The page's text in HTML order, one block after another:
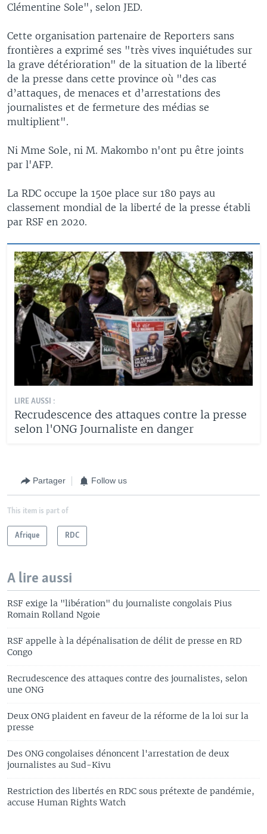
Clémentine Sole", selon JED.
Cette organisation partenaire de Reporters sans
frontières a exprimé ses "très vives inquiétudes sur
la grave détérioration" de la situation de la liberté
de la presse dans cette province où "des cas
d’attaques, de menaces et d’arrestations des
journalistes et de fermeture des médias se
multiplient".
Ni Mme Sole, ni M. Makombo n'ont pu être joints
par l'AFP.
La RDC occupe la 150e place sur 180 pays au
classement mondial de la liberté de la presse établi
par RSF en 2020.
LIRE AUSSI :
Recrudescence des attaques contre la presse
selon l'ONG Journaliste en danger
Partager Follow us
This item is part of
Afrique RDC
A lire aussi
RSF exige la "libération" du journaliste congolais Pius
Romain Rolland Ngoie
RSF appelle à la dépénalisation de délit de presse en RD
Congo
Recrudescence des attaques contre des journalistes, selon
une ONG
Deux ONG plaident en faveur de la réforme de la loi sur la
presse
Des ONG congolaises dénoncent l'arrestation de deux
journalistes au Sud-Kivu
Restriction des libertés en RDC sous prétexte de pandémie,
accuse Human Rights Watch